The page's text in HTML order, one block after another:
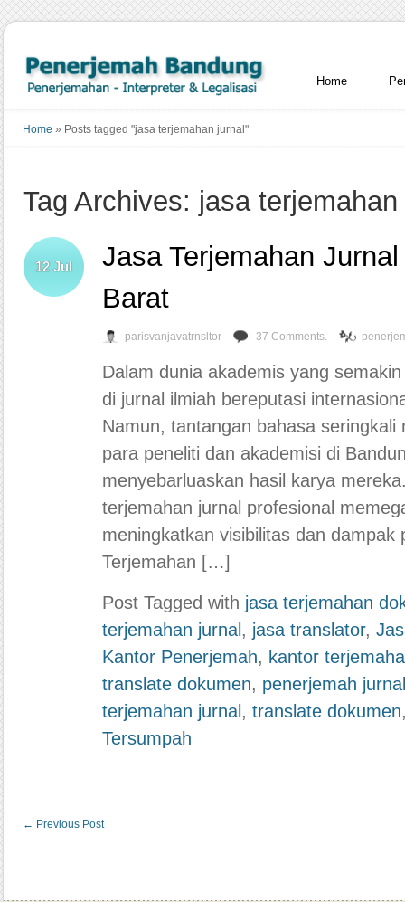
Home
Home » Posts tagged "jasa terjemahan jurnal"
Tag Archives: jasa
Jasa Terjemahan
Barat
12 Jul
parisvanjavatrnsltor 37 Comments.
Dalam dunia akademis yang
di jurnal ilmiah bereputasi
Namun, tantangan bahasa seringkali
para peneliti dan akademisi di
menyebarluaskan hasil karya
terjemahan jurnal profesional
meningkatkan visibilitas dan
Terjemahan […]
Post Tagged with jasa terjemahan
terjemahan jurnal , jasa translator,
Kantor Penerjemah, kantor
translate dokumen, penerjemah jurnal
terjemahan jurnal , translate dokumen
Tersumpah
← Previous Post